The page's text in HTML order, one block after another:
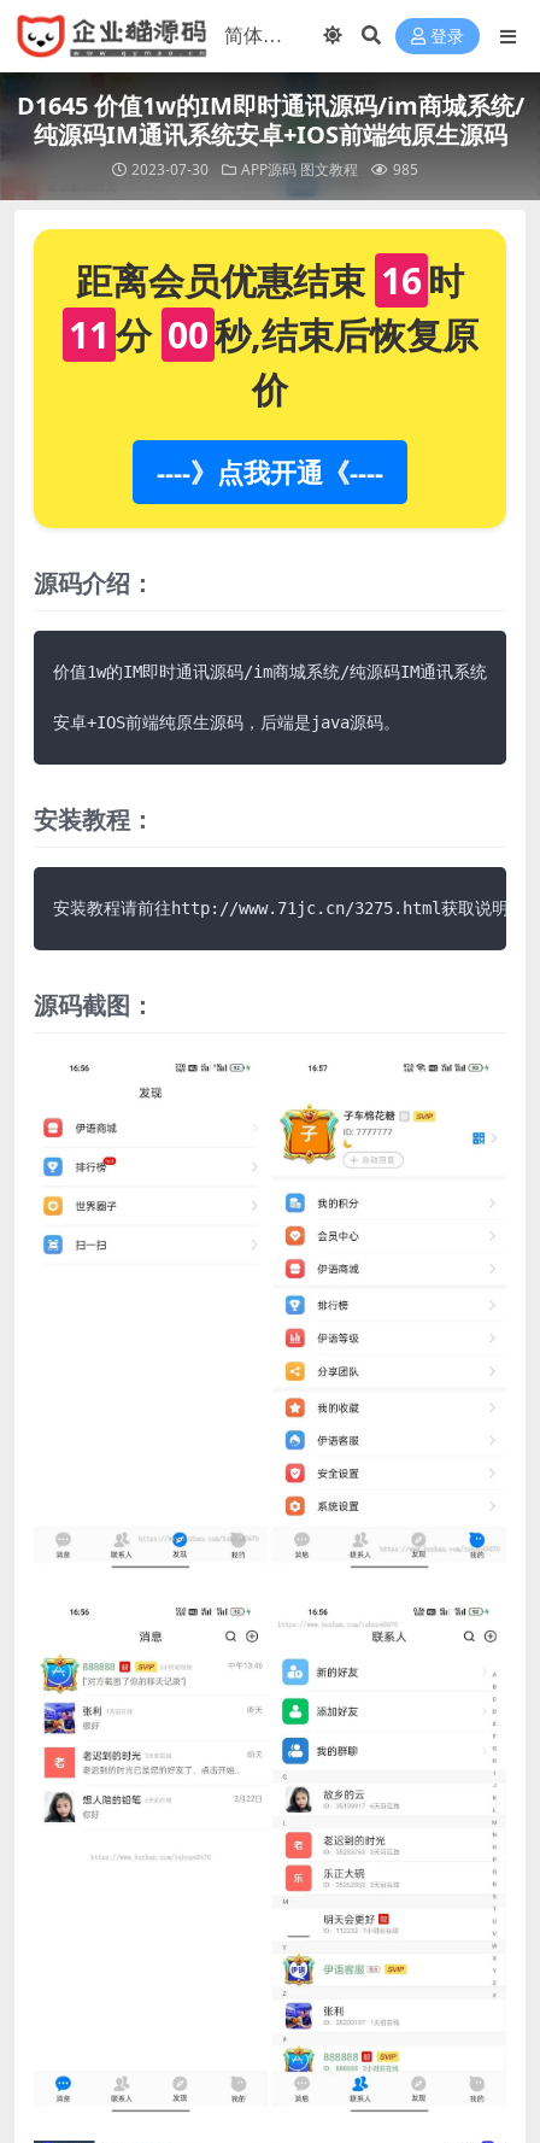
登录
D1645 价值1w的IM即时通讯源码/im商城系统/
纯源码IM通讯系统安卓+IOS前端纯原生源码
2023-07-30 APP源码 图文教程 985
距离会员优惠结束 16时
11 分 00秒,结束后恢复原
价
----》点我开通《----
源码介绍：
价值1w的IM即时通讯源码/im商城系统/纯源码IM通讯系统
安卓+IOS前端纯原生源码，后端是java源码。
安装教程：
安装教程请前往http://www.71jc.cn/3275.html获取说明
源码截图：